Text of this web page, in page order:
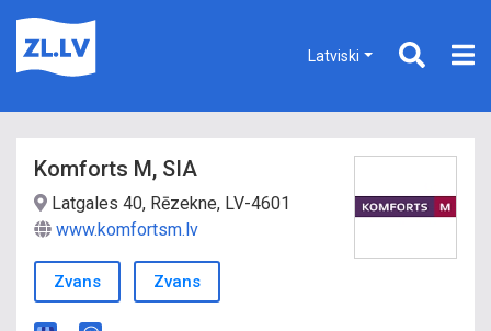
Latviski
Komforts M, SIA
Latgales 40, Rēzekne, LV-4601
www.komfortsm.lv
Zvans Zvans